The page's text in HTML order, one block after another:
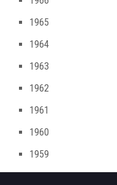
1965
1964
1963
1962
1961
1960
1959